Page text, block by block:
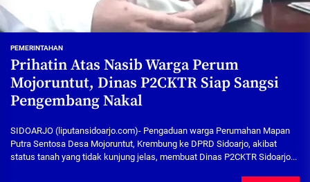
PEMERINTAHAN
Prihatin Atas Nasib Warga Perum
Mojoruntut, Dinas P2CKTR Siap Sangsi
Pengembang Nakal
SIDOARJO (liputansidoarjo.com)- Pengaduan warga Perumahan Mapan
Putra Sentosa Desa Mojoruntut, Krembung ke DPRD Sidoarjo, akibat
status tanah yang tidak kunjung jelas, membuat Dinas P2CKTR Sidoarjo...